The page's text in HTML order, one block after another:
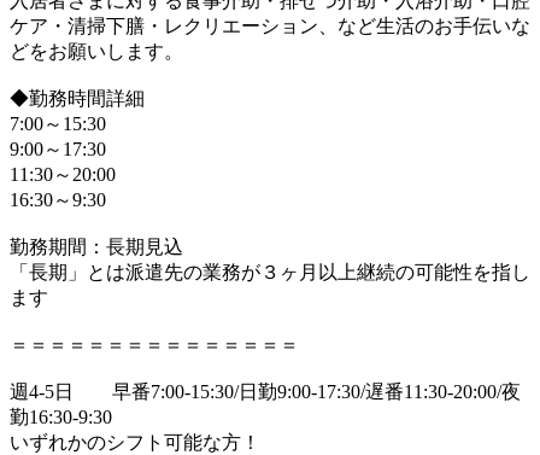
ケア・清掃下膳・レクリエーション、など生活のお手伝いな
どをお願いします。
◆勤務時間詳細
7:00～15:30
9:00～17:30
11:30～20:00
16:30～9:30
勤務期間：長期見込
「長期」とは派遣先の業務が３ヶ月以上継続の可能性を指し
ます
＝＝＝＝＝＝＝＝＝＝＝＝＝＝＝
週4-5日 早番7:00-15:30/日勤9:00-17:30/遅番11:30-20:00/夜
勤16:30-9:30
いずれかのシフト可能な方！